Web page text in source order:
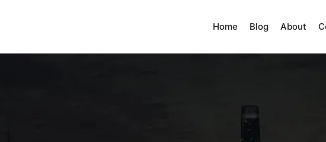
Home Blog About